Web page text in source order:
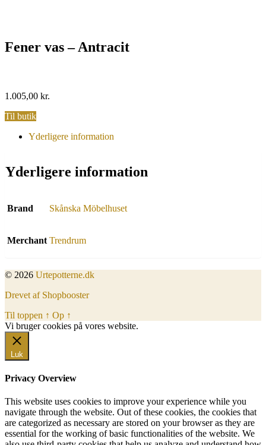
Fener vas – Antracit
1.005,00 kr.
Til butik
Yderligere information
Yderligere information
Brand Skånska Möbelhuset
Merchant Trendrum
© 2026 Urtepotterne.dk
Drevet af Shopbooster
Til toppen ↑ Op ↑
Vi bruger cookies på vores website.
Luk
Privacy Overview
This website uses cookies to improve your experience while you
navigate through the website. Out of these cookies, the cookies that
are categorized as necessary are stored on your browser as they are
essential for the working of basic functionalities of the website. We